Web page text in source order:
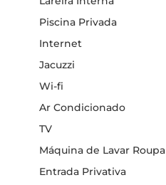
Piscina Privada
Internet
Jacuzzi
Wi-fi
Ar Condicionado
TV
Máquina de Lavar Roupa
Entrada Privativa